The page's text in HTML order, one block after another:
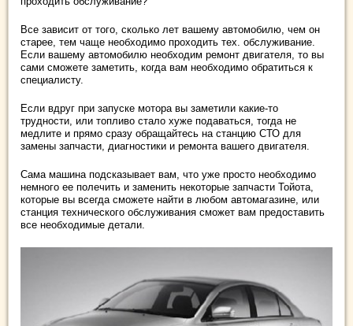
Все зависит от того, сколько лет вашему автомобилю, чем он
старее, тем чаще необходимо проходить тех. обслуживание.
Если вашему автомобилю необходим ремонт двигателя, то вы
сами сможете заметить, когда вам необходимо обратиться к
специалисту.
Если вдруг при запуске мотора вы заметили какие-то
трудности, или топливо стало хуже подаваться, тогда не
медлите и прямо сразу обращайтесь на станцию СТО для
замены запчасти, диагностики и ремонта вашего двигателя.
Сама машина подсказывает вам, что уже просто необходимо
немного ее полечить и заменить некоторые запчасти Тойота,
которые вы всегда сможете найти в любом автомагазине, или
станция технического обслуживания сможет вам предоставить
все необходимые детали.